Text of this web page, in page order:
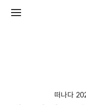
떠나다